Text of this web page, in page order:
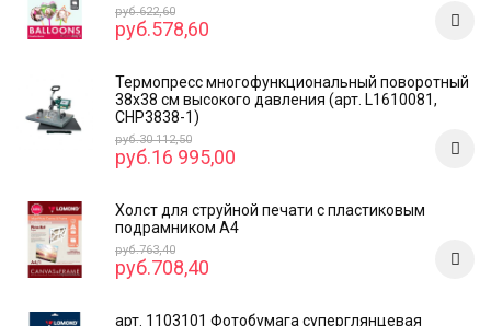
руб.622,60
руб.578,60
Термопресс многофункциональный поворотный
38х38 см высокого давления (арт. L1610081,
CHP3838-1)
руб.30 112,50
руб.16 995,00
Холст для струйной печати с пластиковым
подрамником А4
руб.763,40
руб.708,40
арт. 1103101 Фотобумага суперглянцевая